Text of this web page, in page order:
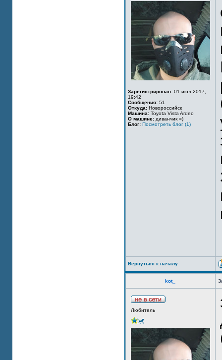
Зарегистрирован: 01 июл 2017,
19:42
Сообщения: 51
Откуда: Новороссийск
Машина: Toyota Vista Ardeo
О машине: диванчик =)
Блог: Посмотреть блог (1)
Вернуться к началу
kot_
Любитель